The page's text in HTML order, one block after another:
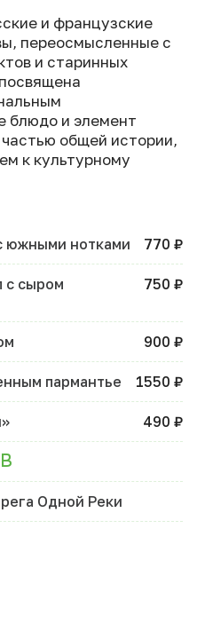
и французские
переосмысленные с
и старинных
блюдо и элемент
общей истории,
к культурному
южными нотками 770 ₽
с сыром
750 ₽
900 ₽
пармантье 1550 ₽
490 ₽
Одной Реки